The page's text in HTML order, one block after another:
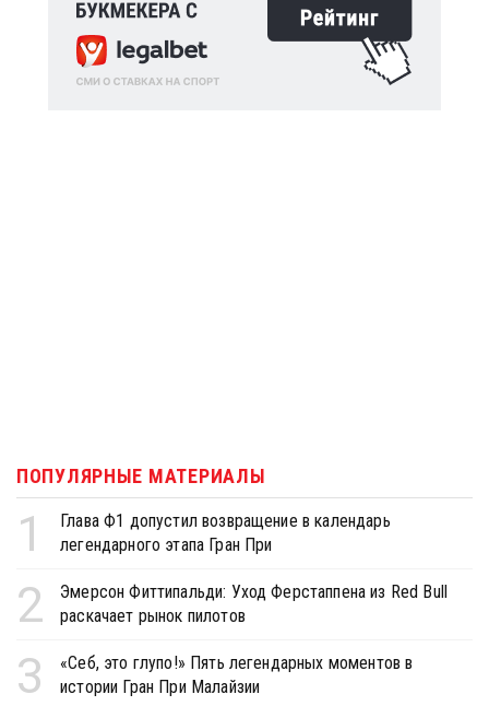
ПОПУЛЯРНЫЕ МАТЕРИАЛЫ
1
Глава Ф1 допустил возвращение в календарь
легендарного этапа Гран При
2
Эмерсон Фиттипальди: Уход Ферстаппена из Red Bull
раскачает рынок пилотов
3
«Себ, это глупо!» Пять легендарных моментов в
истории Гран При Малайзии